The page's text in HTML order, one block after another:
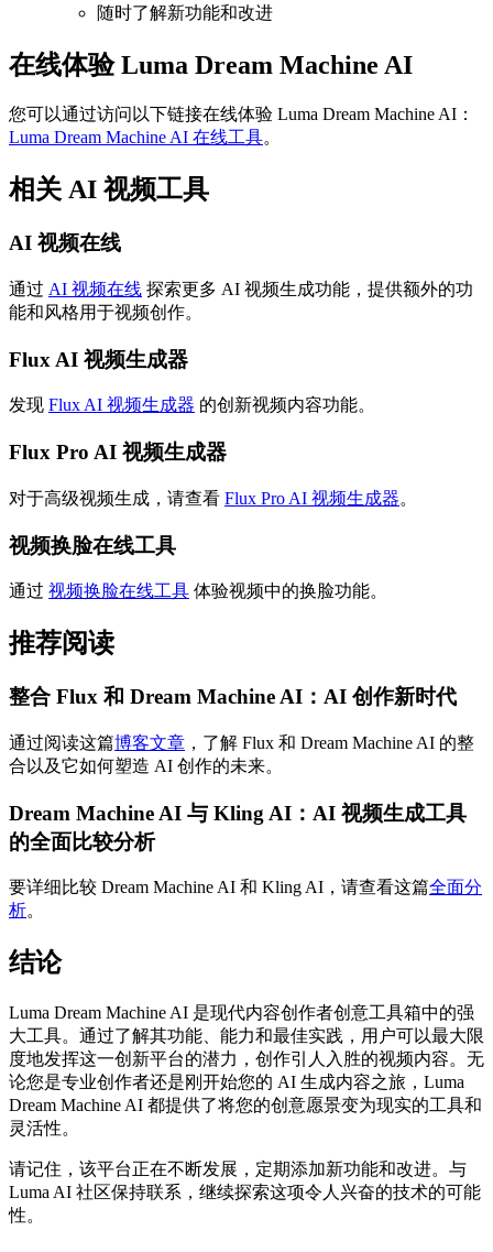
随时了解新功能和改进
在线体验 Luma Dream Machine AI
您可以通过访问以下链接在线体验 Luma Dream Machine AI：
Luma Dream Machine AI 在线工具。
相关 AI 视频工具
AI 视频在线
通过 AI 视频在线 探索更多 AI 视频生成功能，提供额外的功
能和风格用于视频创作。
Flux AI 视频生成器
发现 Flux AI 视频生成器 的创新视频内容功能。
Flux Pro AI 视频生成器
对于高级视频生成，请查看 Flux Pro AI 视频生成器。
视频换脸在线工具
通过 视频换脸在线工具 体验视频中的换脸功能。
推荐阅读
整合 Flux 和 Dream Machine AI：AI 创作新时代
通过阅读这篇博客文章 ，了解 Flux 和 Dream Machine AI 的整
合以及它如何塑造 AI 创作的未来。
Dream Machine AI 与 Kling AI：AI 视频生成工具
的全面比较分析
要详细比较 Dream Machine AI 和 Kling AI，请查看这篇全面分
析。
结论
Luma Dream Machine AI 是现代内容创作者创意工具箱中的强
大工具。通过了解其功能、能力和最佳实践，用户可以最大限
度地发挥这一创新平台的潜力，创作引人入胜的视频内容。无
论您是专业创作者还是刚开始您的 AI 生成内容之旅，Luma
Dream Machine AI 都提供了将您的创意愿景变为现实的工具和
灵活性。
请记住，该平台正在不断发展，定期添加新功能和改进。与
Luma AI 社区保持联系，继续探索这项令人兴奋的技术的可能
性。